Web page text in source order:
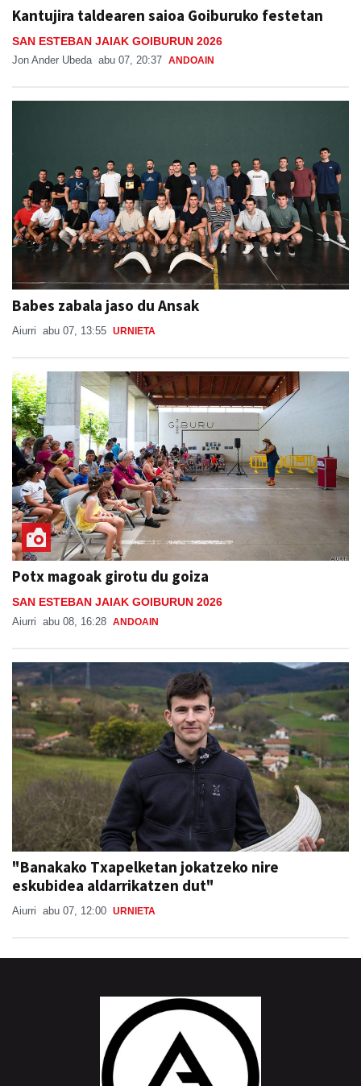
Kantujira taldearen saioa Goiburuko festetan
SAN ESTEBAN JAIAK GOIBURUN 2026
Jon Ander Ubeda abu 07, 20:37 ANDOAIN
Babes zabala jaso du Ansak
Aiurri abu 07, 13:55 URNIETA
Potx magoak girotu du goiza
SAN ESTEBAN JAIAK GOIBURUN 2026
Aiurri abu 08, 16:28 ANDOAIN
"Banakako Txapelketan jokatzeko nire
eskubidea aldarrikatzen dut"
Aiurri abu 07, 12:00 URNIETA